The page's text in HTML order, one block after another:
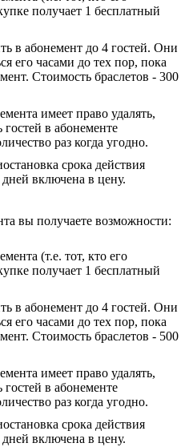
получает 1 бесплатный
в абонемент до 4 гостей. Они
его часами до тех пор, пока
Стоимость браслетов - 300
имеет право удалять,
гостей в абонементе
раз когда угодно.
срока действия
включена в цену.
вы получаете возможности:
(т.е. тот, кто его
получает 1 бесплатный
в абонемент до 4 гостей. Они
его часами до тех пор, пока
Стоимость браслетов - 500
имеет право удалять,
гостей в абонементе
раз когда угодно.
срока действия
включена в цену.